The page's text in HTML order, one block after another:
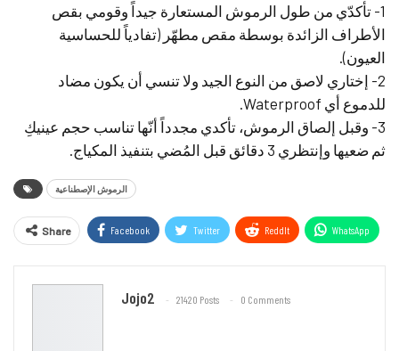
1- تأكدّي من طول الرموش المستعارة جيداً وقومي بقص
الأطراف الزائدة بوسطة مقص مطهّر (تفادياً للحساسية
العيون).
2- إختاري لاصق من النوع الجيد ولا تنسي أن يكون مضاد
للدموع أي Waterproof.
3- وقبل إلصاق الرموش، تأكدي مجدداً أنّها تناسب حجم عينيكِ
ثم ضعيها وإنتظري 3 دقائق قبل المُضي بتنفيذ المكياج.
الرموش الإصطناعية
Share Facebook Twitter ReddIt WhatsApp
Jojo2 21420 Posts 0 Comments